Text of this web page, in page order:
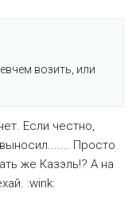
возить, или
Если честно,
Просто
же Казэль!? А на
:wink: